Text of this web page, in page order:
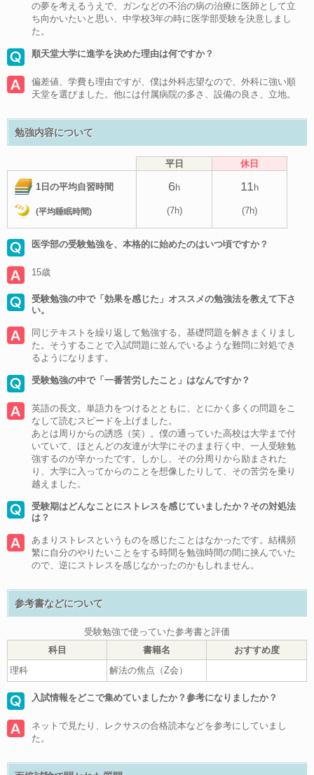
の夢を考えるうえで、ガンなどの不治の病の治療に医師として立
ち向かいたいと思い、中学校3年の時に医学部受験を決意しまし
た。
順天堂大学に進学を決めた理由は何ですか？
偏差値、学費も理由ですが、僕は外科志望なので、外科に強い順
天堂を選びました。他には付属病院の多さ、設備の良さ、立地。
勉強内容について
平日 休日
1日の平均自習時間 6h 11 h
(平均睡眠時間) (7h) (7h)
医学部の受験勉強を、本格的に始めたのはいつ頃ですか？
15歳
受験勉強の中で「効果を感じた」オススメの勉強法を教えて下さ
い。
同じテキストを繰り返して勉強する。基礎問題を解きまくりまし
た。そうすることで入試問題に並んでいるような難問に対処でき
るようになります。
受験勉強の中で「一番苦労したこと」はなんですか？
英語の長文。単語力をつけるとともに、とにかく多くの問題をこ
なして読むスピードを上げました。
あとは周りからの誘惑（笑）。僕の通っていた高校は大学まで付
いていて、ほとんどの友達が大学にそのまま行く中、一人受験勉
強するのが辛かったです。しかし、その分周りから励まされた
り、大学に入ってからのことを想像したりして、その苦労を乗り
越えました。
受験期はどんなことにストレスを感じていましたか？その対処法
は？
あまりストレスというものを感じたことはなかったです。結構頻
繁に自分のやりたいことをする時間を勉強時間の間に挟んでいた
ので、逆にストレスを感じなかったのかもしれません。
参考書などについて
受験勉強で使っていた参考書と評価
科目
書籍名
おすすめ度
理科
解法の焦点（Z会）
入試情報をどこで集めていましたか？参考になりましたか？
ネットで見たり、レクサスの合格読本などを参考にしていまし
た。